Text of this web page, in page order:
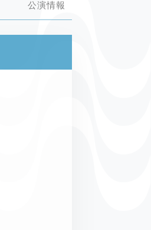
公演情報